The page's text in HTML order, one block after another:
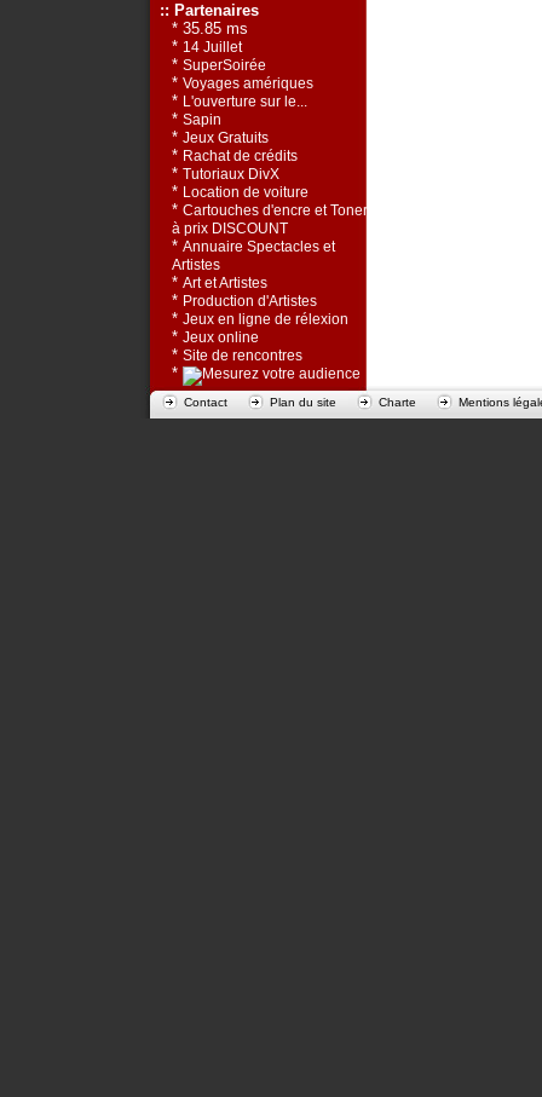
:: Partenaires
* 35.85 ms
* 14 Juillet
* SuperSoirée
* Voyages amériques
* L'ouverture sur le...
* Sapin
* Jeux Gratuits
* Rachat de crédits
* Tutoriaux DivX
* Location de voiture
* Cartouches d'encre et Toners
à prix DISCOUNT
* Annuaire Spectacles et
Artistes
* Art et Artistes
* Production d'Artistes
* Jeux en ligne de rélexion
* Jeux online
* Site de rencontres
*
Contact Plan du site Charte Mentions